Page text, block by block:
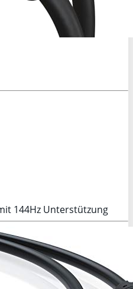
144Hz Unterstützung